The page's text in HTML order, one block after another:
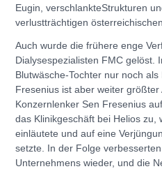
Eugin, verschlankteStrukturen
verlustträchtigen
Auch wurde die frühere enge
Dialysespezialisten FMC gelöst.
Blutwäsche-Tochter nur noch
Fresenius ist aber weiter größter
Konzernlenker Sen Fresenius
das Klinikgeschäft bei Helios zu,
einläutete und auf eine
setzte. In der Folge
Unternehmens wieder, und die